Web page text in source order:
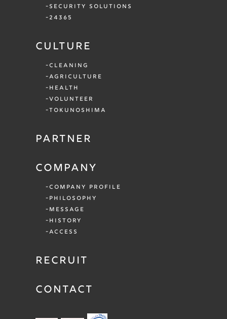
SECURITY SOLUTIONS
24365
CULTURE
CLEANING
AGRICULTURE
HEALTH
VOLUNTEER
TOKUNOSHIMA
PARTNER
COMPANY
COMPANY PROFILE
PHILOSOPHY
MESSAGE
HISTORY
ACCESS
RECRUIT
CONTACT